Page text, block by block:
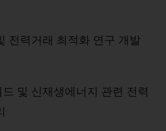
전력거래 최적화 연구 개발
및 신재생에너지 관련 전력